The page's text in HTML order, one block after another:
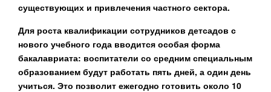
существующих и привлечения частного сектора.
Для роста квалификации сотрудников детсадов с
нового учебного года вводится особая форма
бакалавриата: воспитатели со средним специальным
образованием будут работать пять дней, а один день
учиться. Это позволит ежегодно готовить около 10